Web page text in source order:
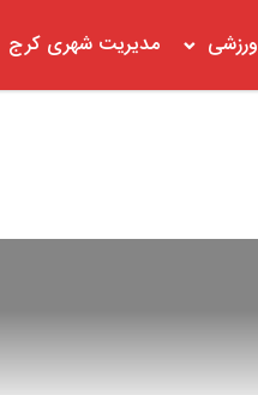
ورزشی مدیریت شهری کرج